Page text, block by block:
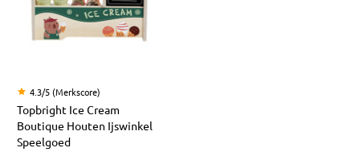
4.3/5 (Merkscore)
Topbright Ice Cream
Boutique Houten Ijswinkel
Speelgoed